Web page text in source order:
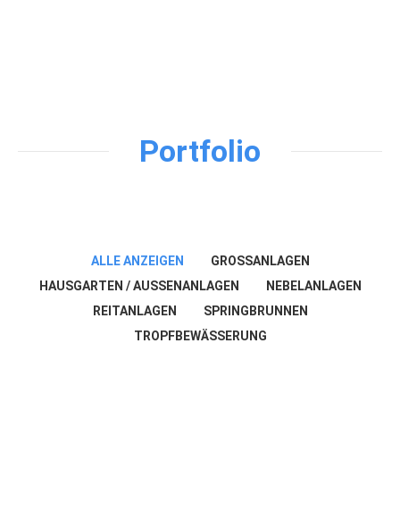
Portfolio
ALLE ANZEIGEN
GROSSANLAGEN
HAUSGARTEN / AUSSENANLAGEN
NEBELANLAGEN
REITANLAGEN
SPRINGBRUNNEN
TROPFBEWÄSSERUNG